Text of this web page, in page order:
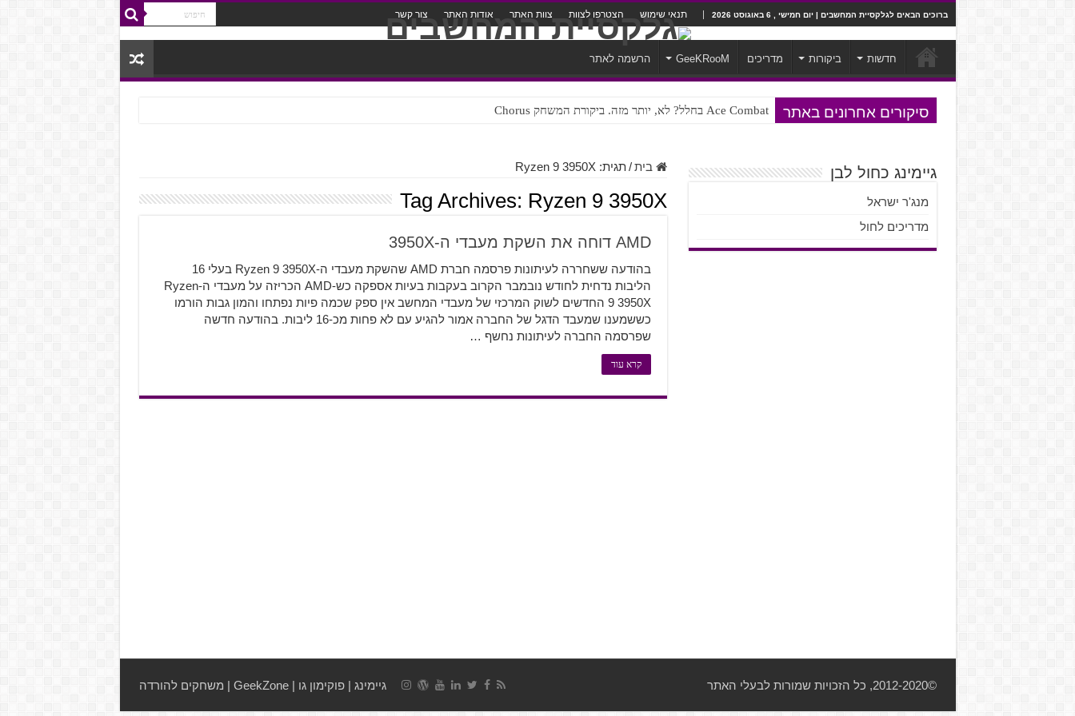
ברוכים הבאים לגלקסיית המחשבים | יום חמישי , 6 באוגוסט 2026 תנאי שימוש הצטרפו לצוות צוות האתר אודות האתר צור קשר
חדשות ביקורות מדריכים GeeKRooM הרשמה לאתר
סיקורים אחרונים באתר Ace Combat בחלל? לא, יותר מזה. ביקורת המשחק Chorus
Steven Universe והשירים שתורגמו בצורה נוראית לעברית
בית / תגית: Ryzen 9 3950X
Tag Archives: Ryzen 9 3950X
AMD דוחה את השקת מעבדי ה-3950X
בהודעה ששחררה לעיתונות פרסמה חברת AMD שהשקת מעבדי ה-Ryzen 9 3950X בעלי 16
הליבות נדחית לחודש נובמבר הקרוב בעקבות בעיות אספקה כש-AMD הכריזה על מעבדי ה-Ryzen
9 3950X החדשים לשוק המרכזי של מעבדי המחשב אין ספק שכמה פיות נפתחו והמון גבות הורמו
כששמענו שמעבד הדגל של החברה אמור להגיע עם לא פחות מכ-16 ליבות. בהודעה חדשה
שפרסמה החברה לעיתונות נחשף …
קרא עוד
גיימינג כחול לבן
מנג'ר ישראל
מדריכים לחול
גיימינג |פוקימון גו |
GeekZone
| משחקים להורדה ©2012-2020, כל הזכויות שמורות לבעלי האתר